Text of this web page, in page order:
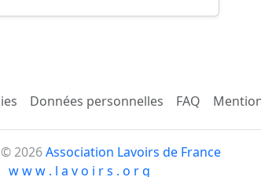
Données personnelles FAQ
2026Association Lavoirs de France
w w w . l a v o i r s . o r g